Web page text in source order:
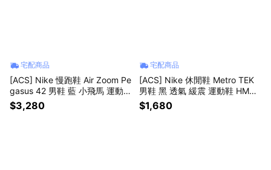
宅配商品
[ACS] Nike 慢跑鞋 Air Zoom Pe
gasus 42 男鞋 藍 小飛馬 運動鞋
IB1873-005
$3,280
宅配商品
[ACS] Nike 休閒鞋 Metro TEK
男鞋 黑 透氣 緩震 運動鞋 HM94
93-005
$1,680